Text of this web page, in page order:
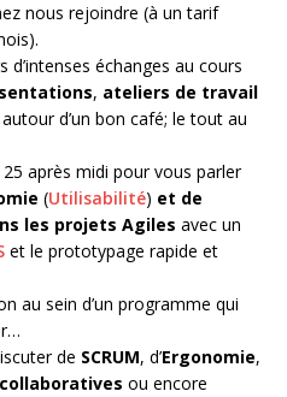
nous rejoindre (à un tarif
d’intenses échanges au cours
, ateliers de travail
autour d’un bon café; le tout au
après midi pour vous parler
(Utilisabilité) et de
les projets Agiles avec un
et le prototypage rapide et
au sein d’un programme qui
de SCRUM, d’Ergonomie,
ou encore